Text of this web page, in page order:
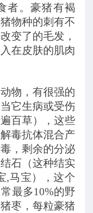
者。豪猪有褐
物种的刺有不
变了的毛发，
在皮肤的肌肉
物，有很强的
它生病或受伤
百草），这些
毒抗体混合产
，剩余的分泌
石（这种结实
,马宝），这个
最多10%的野
枣，每粒豪猪